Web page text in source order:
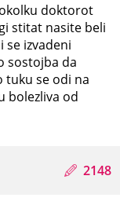
doktorot
stitat nasite beli
se izvadeni
sostojba da
tuku se odi na
bolezliva od
2148